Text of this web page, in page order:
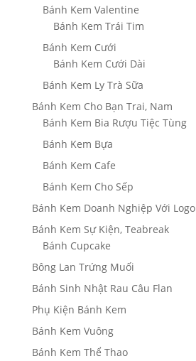
Bánh Kem Valentine
Bánh Kem Trái Tim
Bánh Kem Cưới
Bánh Kem Cưới Dài
Bánh Kem Ly Trà Sữa
Bánh Kem Cho Bạn Trai, Nam
Bánh Kem Bia Rượu Tiệc Tùng
Bánh Kem Bựa
Bánh Kem Cafe
Bánh Kem Cho Sếp
Bánh Kem Doanh Nghiệp Với Logo
Bánh Kem Sự Kiện, Teabreak
Bánh Cupcake
Bông Lan Trứng Muối
Bánh Sinh Nhật Rau Câu Flan
Phụ Kiện Bánh Kem
Bánh Kem Vuông
Bánh Kem Thể Thao